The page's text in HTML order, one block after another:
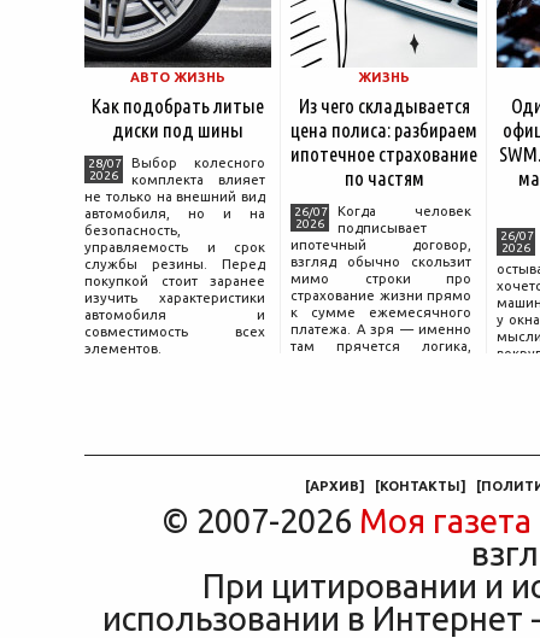
АВТО ЖИЗНЬ
Как подобрать литые
диски под шины
28/07
2026
Выбор колесного
комплекта влияет
не только на внешний вид
автомобиля, но и на
безопасность,
управляемость и срок
службы резины. Перед
покупкой стоит заранее
изучить характеристики
автомобиля и
совместимость всех
элементов.
ЖИЗНЬ
Из чего складывается
цена полиса: разбираем
ипотечное страхование
по частям
26/07
2026
Когда человек
подписывает
ипотечный договор,
взгляд обычно скользит
мимо строки про
страхование жизни прямо
к сумме ежемесячного
платежа. А зря — именно
там прячется логика,
26/07
2026
у
мысли
[АРХИВ] [КОНТАКТЫ] [
© 2007-2026 Моя газета
При цитировании и
использовании в Интернет